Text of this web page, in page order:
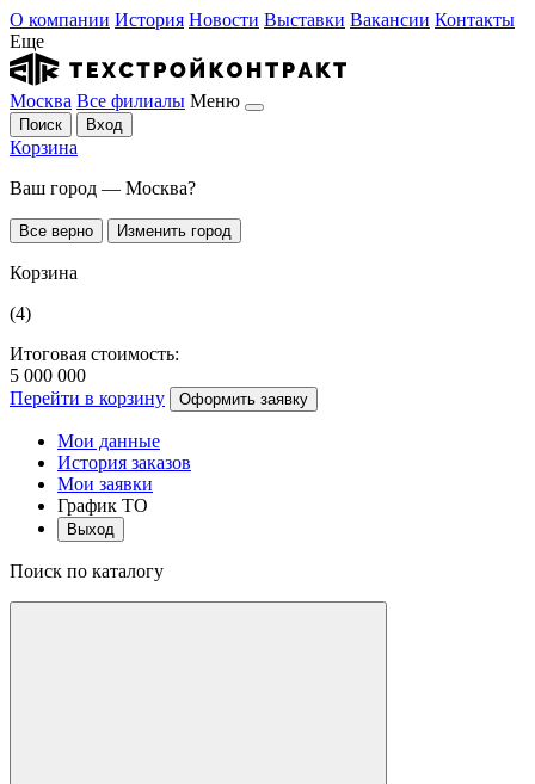
О компании История Новости Выставки Вакансии Контакты
Еще
Москва Все филиалы Меню
Поиск Вход
Корзина
Ваш город — Москва?
Все верно Изменить город
Корзина
(4)
Итоговая стоимость:
5 000 000
Перейти в корзину
Оформить заявку
Мои данные
История заказов
Мои заявки
График ТО
Выход
Поиск по каталогу